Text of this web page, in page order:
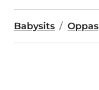
Babysits Oppas